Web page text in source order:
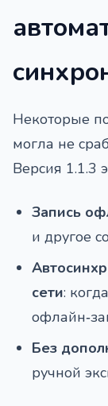
Некоторые
могла не
Версия 1.1.3
Запись
и другое
сети:
Без
ручной